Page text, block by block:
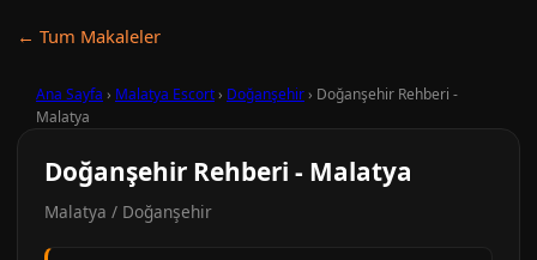
← Tum Makaleler
Ana Sayfa › Malatya Escort› Doğanşehir› Doğanşehir Rehberi -
Malatya
Doğanşehir Rehberi - Malatya
Malatya / Doğanşehir